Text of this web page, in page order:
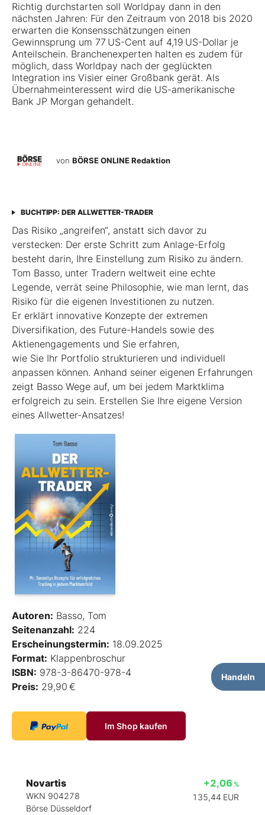
Richtig durchstarten soll Worldpay dann in den
nächsten Jahren: Für den Zeitraum von 2018 bis 2020
erwarten die Konsensschätzungen einen
Gewinnsprung um 77 US-Cent auf 4,19 US-Dollar je
Anteilschein. Branchenexperten halten es zudem für
möglich, dass Worldpay nach der geglückten
Integration ins Visier einer Großbank gerät. Als
Übernahmeinteressent wird die US-amerikanische
Bank JP Morgan gehandelt.
von BÖRSE ONLINE Redaktion
BUCHTIPP: DER ALLWETTER-TRADER
Das Risiko „angreifen“, anstatt sich davor zu
verstecken: Der erste Schritt zum Anlage-Erfolg
besteht darin, Ihre Einstellung zum Risiko zu ändern.
Tom Basso, unter Tradern weltweit eine echte
Legende, verrät seine Philosophie, wie man lernt, das
Risiko für die eigenen Investitionen zu nutzen.
Er erklärt innovative Konzepte der extremen
Diversifikation, des Future-Handels sowie des
Aktienengagements und Sie erfahren,
wie Sie Ihr Portfolio strukturieren und individuell
anpassen können. Anhand seiner eigenen Erfahrungen
zeigt Basso Wege auf, um bei jedem Marktklima
erfolgreich zu sein. Erstellen Sie Ihre eigene Version
eines Allwetter-Ansatzes!
Autoren: Basso, Tom
Seitenanzahl: 224
Erscheinungstermin: 18.09.2025
Format: Klappenbroschur
ISBN: 978-3-86470-978-4
Preis: 29,90 €
Im Shop kaufen
Novartis
WKN 904278
Börse Düsseldorf
+2,06 %
135,44 EUR
Handeln